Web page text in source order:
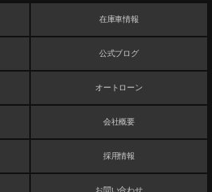
在庫車情報
公式ブログ
オートローン
会社概要
採用情報
お問い合わせ